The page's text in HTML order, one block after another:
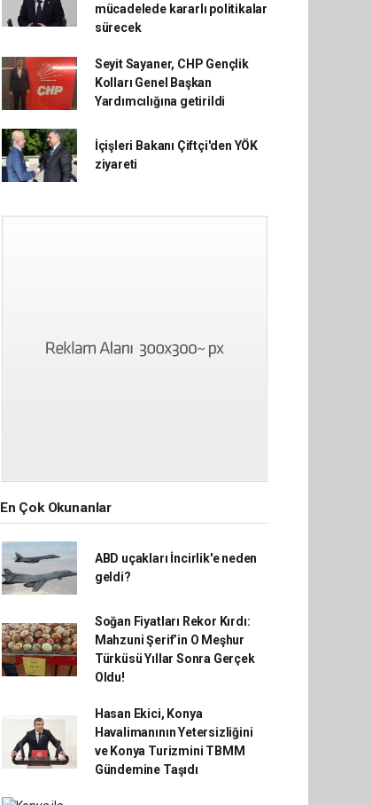
mücadelede kararlı politikalar
sürecek
Seyit Sayaner, CHP Gençlik
Kolları Genel Başkan
Yardımcılığına getirildi
İçişleri Bakanı Çiftçi'den YÖK
ziyareti
En Çok Okunanlar
ABD uçakları İncirlik'e neden
geldi?
Soğan Fiyatları Rekor Kırdı:
Mahzuni Şerif’in O Meşhur
Türküsü Yıllar Sonra Gerçek
Oldu!
Hasan Ekici, Konya
Havalimanının Yetersizliğini
ve Konya Turizmini TBMM
Gündemine Taşıdı